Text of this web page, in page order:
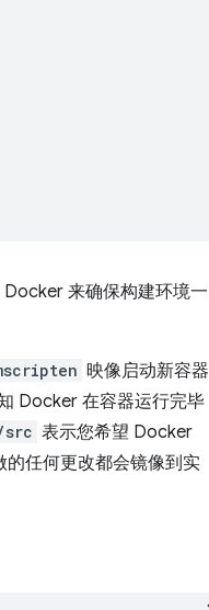
来确保构建环境一
映像启动新容器
Docker 在容器运行完毕
表示您希望 Docker
的任何更改都会镜像到实